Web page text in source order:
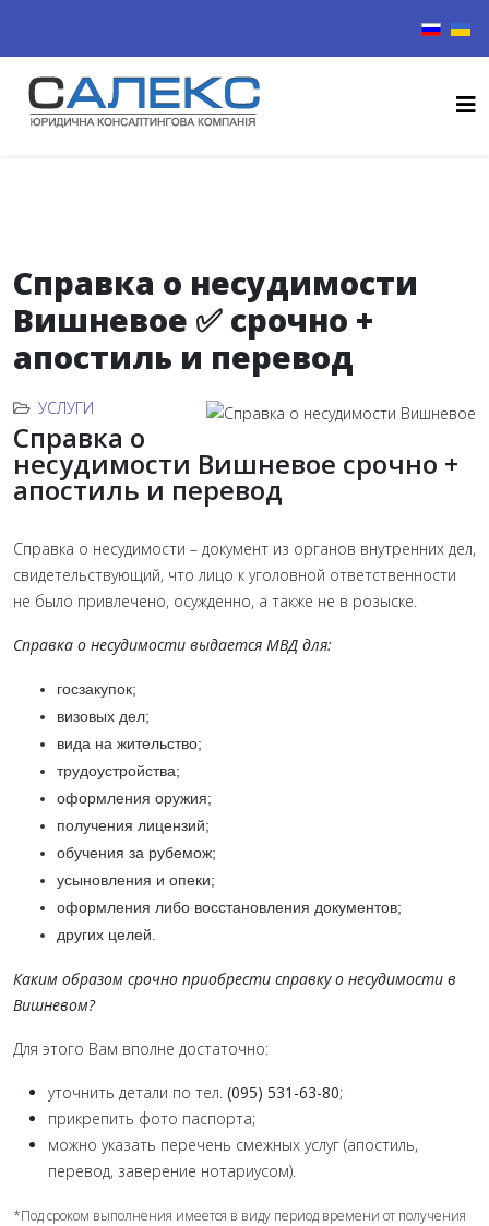
Справка о несудимости
Вишневое ✅ срочно +
апостиль и перевод
УСЛУГИ
Справка о
несудимости Вишневое срочно +
апостиль и перевод
Справка о несудимости – документ из органов внутренних дел,
свидетельствующий, что лицо к уголовной ответственности
не было привлечено, осужденно, а также не в розыске.
Справка о несудимости выдается МВД для:
госзакупок;
визовых дел;
вида на жительство;
трудоустройства;
оформления оружия;
получения лицензий;
обучения за рубемож;
усыновления и опеки;
оформления либо восстановления документов;
других целей.
Каким образом срочно приобрести справку о несудимости в
Вишневом?
Для этого Вам вполне достаточно:
уточнить детали по тел. (095) 531-63-80;
прикрепить фото паспорта;
можно указать перечень смежных услуг (апостиль,
перевод, заверение нотариусом).
*Под сроком выполнения имеется в виду период времени от получения